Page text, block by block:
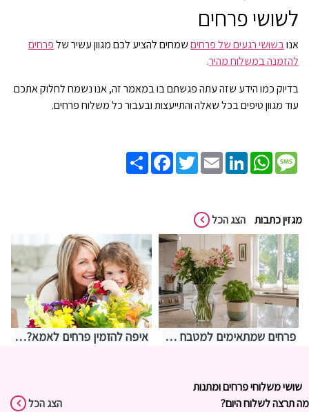
לשושי פרחים
אנובשושי רגעים של פרחיםשמחים להציע לכם מגוון עשיר שלפרחים
להזמנה במשלוח מהיר.
בדיוק כמו הידע שזה עתה פגשתם בו במאמר זה, אנו נשמח לחלוק אתכם
עוד מגוון טיפים בכל שאלה והתייעצות ובעבור כל משלוח פרחים.
Share
FacebookTwitterEmail
LinkedIn
WhatsAppMessage
מגזין כתבות הצג הכל
פרחים שמתאימים למטבח – איך לבחור משהו שמחזיק מעמד בתנאים מאתגרים איפה להזמין פרחים לאמא? אצלנו בחנות שושי רגעים של פרחים
שושי משלוחי פרחים ומתנות
מה תרצה לשלוח היום?
הצג הכל